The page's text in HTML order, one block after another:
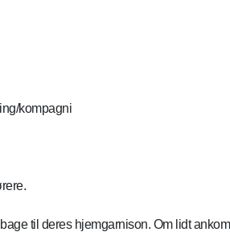
kompagni
til deres hjemgarnison. Om lidt